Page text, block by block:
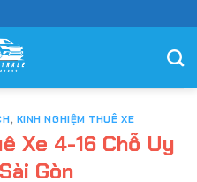
, KINH NGHIỆM THUÊ XE
Xe 4-16 Chỗ Uy
Gòn